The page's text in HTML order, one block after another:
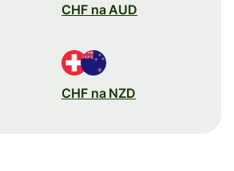
CHF na AUD
CHF na NZD